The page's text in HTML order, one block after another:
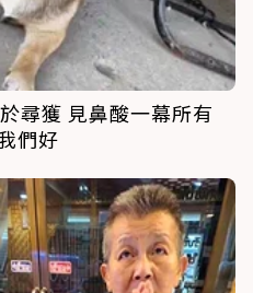
尋獲 見鼻酸一幕所有
們好